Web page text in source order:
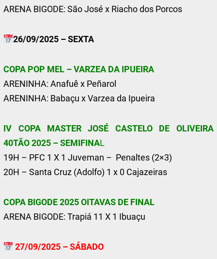
ARENA BIGODE: São José x Riacho dos Porcos
26/09/2025 – SEXTA
COPA POP MEL – VARZEA DA IPUEIRA
ARENINHA: Anafuê x Peñarol
ARENINHA: Babaçu x Varzea da Ipueira
IV COPA MASTER JOSÉ CASTELO DE OLIVEIRA
40TÃO 2025 – SEMIFINAL
19H – PFC 1 X 1 Juveman – Penaltes (2×3)
20H – Santa Cruz (Adolfo) 1 x 0 Cajazeiras
COPA BIGODE 2025 OITAVAS DE FINAL
ARENA BIGODE: Trapiá 11 X 1 Ibuaçu
27/09/2025 – SÁBADO